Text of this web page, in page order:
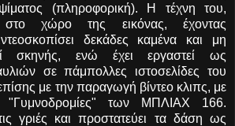
(πληροφορική). Η τέχνη του,
στο χώρο της εικόνας, έχοντας
δεκάδες καμένα και μη
σκηνής, ενώ έχει εργαστεί ως
σε πάμπολλες ιστοσελίδες του
με την παραγωγή βίντεο κλιπς, με
των ΜΠΛΙΑΧ 166.
γριές και προστατεύει τα δάση ως